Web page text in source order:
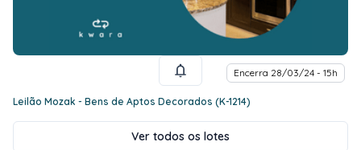
Encerra 28/03/24 - 15h
Leilão Mozak - Bens de Aptos Decorados (K-1214)
Ver todos os lotes